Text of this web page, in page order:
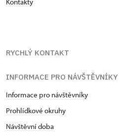
Kontakty
RYCHLÝ KONTAKT
INFORMACE PRO NÁVŠTĚVNÍKY
Informace pro návštěvníky
Prohlídkové okruhy
Návštěvní doba